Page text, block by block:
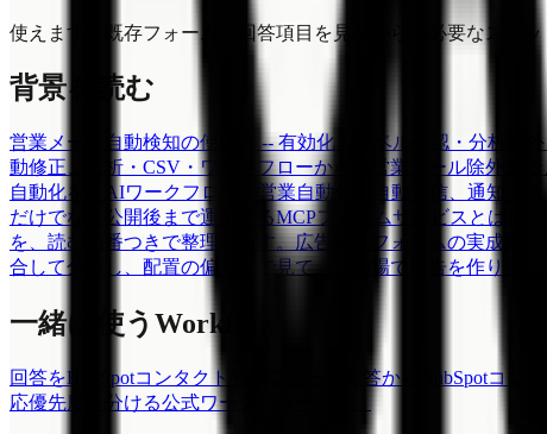
使えます。既存フォームの回答項目を見ながら、必要なスロ
背景を読む
営業メール自動検知の使い方 -- 有効化・ラベル確認・分析除外
動修正、分析・CSV・ワークフローからの営業メール除外まで
自動化を、AIワークフロー、営業自動化、自動返信、通知、
だけでなく公開後まで運用するMCPフォームサービスとは何
を、読む順番つきで整理します。広告費とフォームの実成果を
合して分析し、配置の偏りまで見て、その場で広告を作り直
一緒に使うWorkflow
回答をHubSpotコンタクト登録 フォーム回答からHubSpotコン
応優先度を分ける公式ワークフローです。